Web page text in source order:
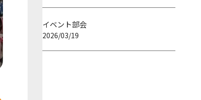
イベント部会
2026/03/19